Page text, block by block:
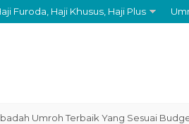
Furoda, Haji Khusus, Haji Plus
Terbaik Yang Sesuai Budget